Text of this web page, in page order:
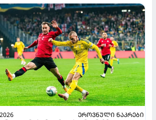
ᲔᲠᲝᲕᲜᲣᲚᲘ ᲜᲐᲙᲠᲔᲑᲘ